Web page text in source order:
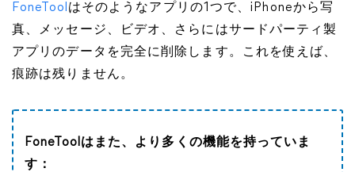
FoneTool はそのようなアプリの1つで、iPhoneから写
真、メッセージ、ビデオ、さらにはサードパーティ製
アプリのデータを完全に削除します。これを使えば、
痕跡は残りません。
FoneToolはまた、より多くの機能を持っていま
す：